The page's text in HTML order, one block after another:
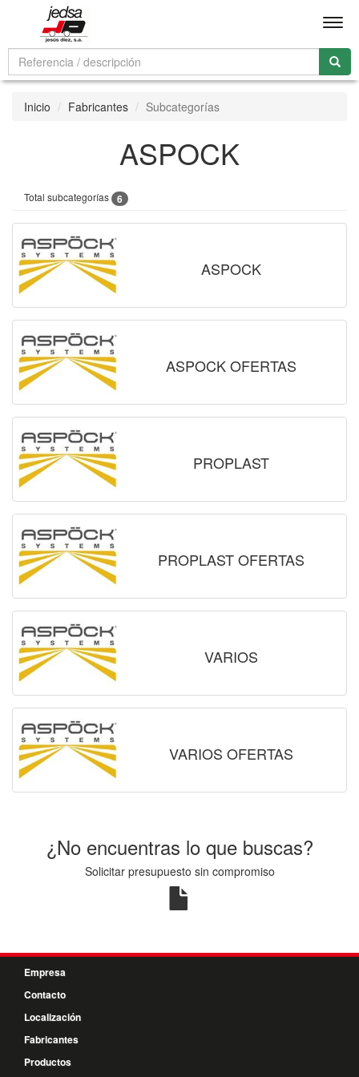
Inicio Fabricantes Subcategorías
ASPOCK
Total subcategorías 6
ASPOCK
ASPOCK OFERTAS
PROPLAST
PROPLAST OFERTAS
VARIOS
VARIOS OFERTAS
¿No encuentras lo que buscas?
Solicitar presupuesto sin compromiso
Empresa
Contacto
Localización
Fabricantes
Productos